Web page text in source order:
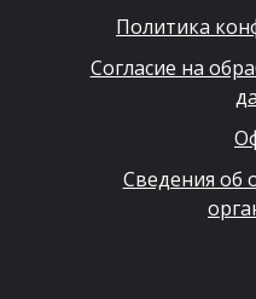
Политика
Согласие на
Сведения об